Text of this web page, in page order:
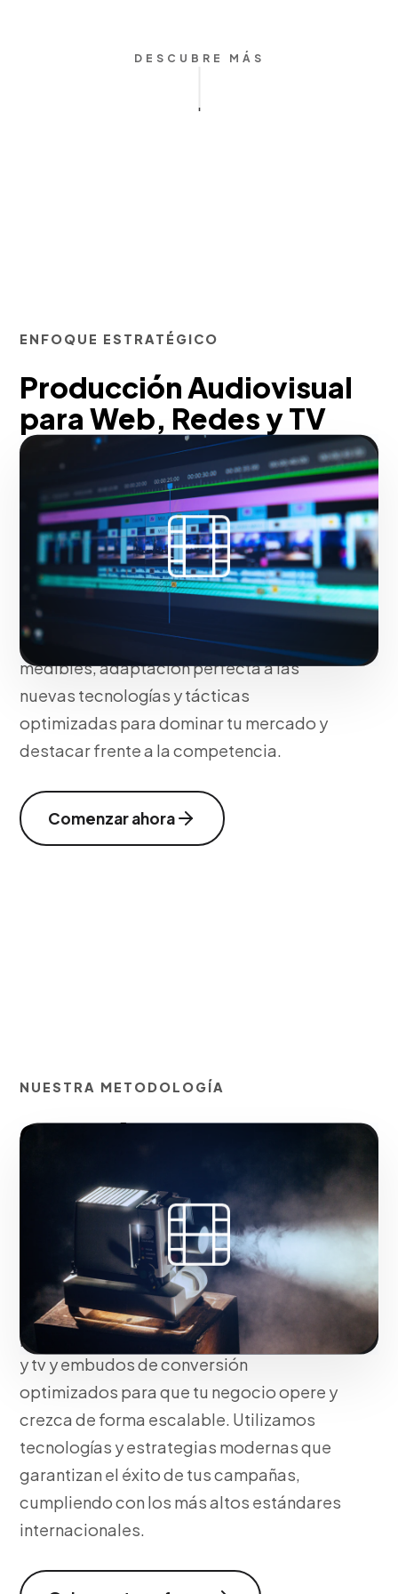
DESCUBRE MÁS
ENFOQUE ESTRATÉGICO
Producción Audiovisual
para Web, Redes y TV
En Blue Design Worldwide no usamos
plantillas genéricas; estructuramos tu
estrategia de producción audiovisual
para web, redes y tv basándonos en la
identidad única de tu marca y en el
comportamiento de tus clientes ideales.
Nuestro enfoque asegura resultados
medibles, adaptación perfecta a las
nuevas tecnologías y tácticas
optimizadas para dominar tu mercado y
destacar frente a la competencia.
Comenzar ahora
NUESTRA METODOLOGÍA
Creación de piezas
audiovisuales para elevar
la percepción de valor
Si tu objetivo es destacar, construimos
mucho más que una simple presencia.
Integramos tácticas avanzadas de
producción audiovisual para web, redes
y tv y embudos de conversión
optimizados para que tu negocio opere y
crezca de forma escalable. Utilizamos
tecnologías y estrategias modernas que
garantizan el éxito de tus campañas,
cumpliendo con los más altos estándares
internacionales.